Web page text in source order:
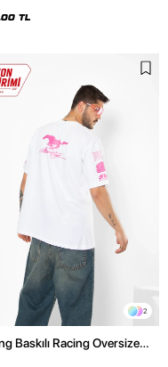
TL
2
Baskılı Racing Oversize